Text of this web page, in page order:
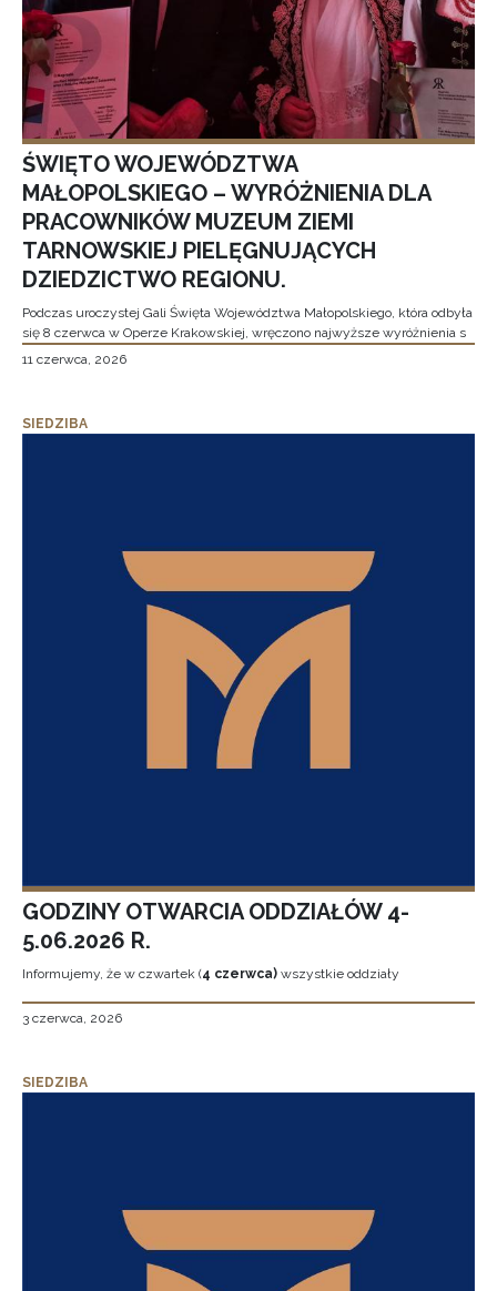
ŚWIĘTO WOJEWÓDZTWA
MAŁOPOLSKIEGO – WYRÓŻNIENIA DLA
PRACOWNIKÓW MUZEUM ZIEMI
TARNOWSKIEJ PIELĘGNUJĄCYCH
DZIEDZICTWO REGIONU.
Podczas uroczystej Gali Święta Województwa Małopolskiego, która odbyła
się 8 czerwca w Operze Krakowskiej, wręczono najwyższe wyróżnienia s
11 czerwca, 2026
SIEDZIBA
GODZINY OTWARCIA ODDZIAŁÓW 4-
5.06.2026 R.
Informujemy, że w czwartek (4 czerwca) wszystkie oddziały
3 czerwca, 2026
SIEDZIBA